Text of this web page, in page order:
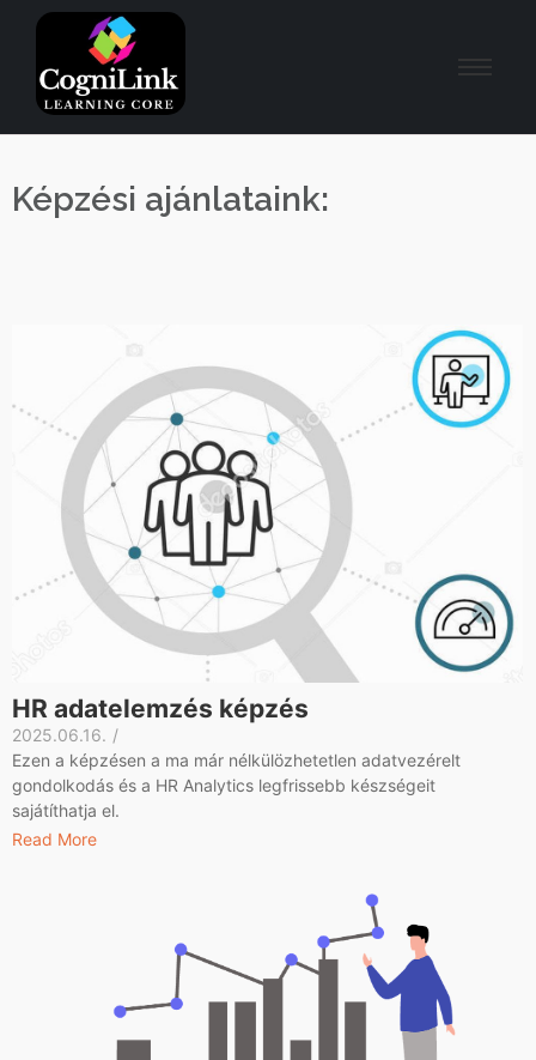
Képzési ajánlataink:
HR adatelemzés képzés
2025.06.16. /
Ezen a képzésen a ma már nélkülözhetetlen adatvezérelt
gondolkodás és a HR Analytics legfrissebb készségeit
sajátíthatja el.
Read More